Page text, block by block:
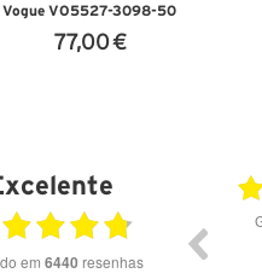
Vogue VO5527-3098-50
77,00 €
em 6440 resenhas
28.07.2026
Óculos de